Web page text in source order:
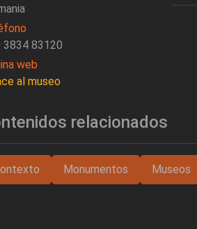
3834 83120
web
al museo
relacionados
Monumentos Museos